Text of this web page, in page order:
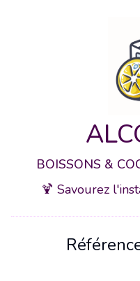
BOISSONS &
🍹 Savourez